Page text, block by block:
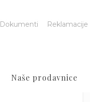
Naše prodavnice
Dokumenti Reklamacije